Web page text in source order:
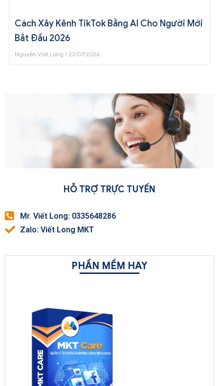
Cách Xây Kênh TikTok Bằng AI Cho Người Mới
Bắt Đầu 2026
Nguyễn Viết Long 22/07/2026
HỖ TRỢ TRỰC TUYẾN
Mr. Viết Long: 0335648286
Zalo: Viết Long MKT
PHẦN MỀM HAY